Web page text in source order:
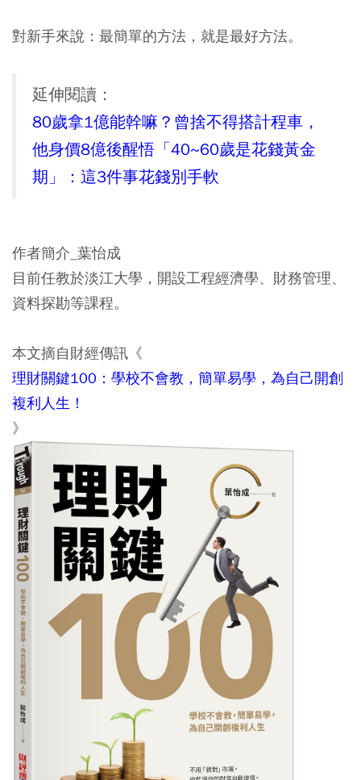
對新手來說：最簡單的方法，就是最好方法。
延伸閱讀：
80歲拿1億能幹嘛？曾捨不得搭計程車，
他身價8億後醒悟「40~60歲是花錢黃金
期」：這3件事花錢別手軟
作者簡介_葉怡成
目前任教於淡江大學，開設工程經濟學、財務管理、
資料探勘等課程。
本文摘自財經傳訊《
理財關鍵100：學校不會教，簡單易學，為自己開創
複利人生！
》